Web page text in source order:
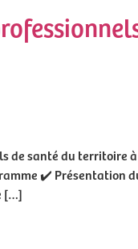
de santé du
✔️ Présentation
[…]